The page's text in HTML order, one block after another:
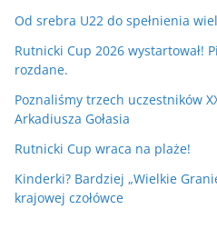
Od srebra U22 do spełnienia
Rutnicki Cup 2026 wystartował!
rozdane.
Poznaliśmy trzech uczestników
Arkadiusza Gołasia
Rutnicki Cup wraca na plaże!
Kinderki? Bardziej „Wielkie
krajowej czołówce